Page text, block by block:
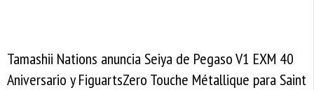
Tamashii Nations anuncia Seiya de Pegaso V1 EXM 40
Aniversario y FiguartsZero Touche Métallique para Saint